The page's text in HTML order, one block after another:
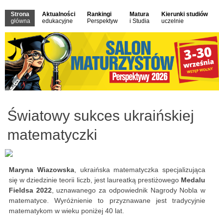
Strona
główna
Aktualności
edukacyjne
Rankingi
Perspektyw
Matura
i Studia
Kierunki studiów
uczelnie
Światowy sukces ukraińskiej
matematyczki
Maryna Wiazowska, ukraińska matematyczka specjalizująca
się w dziedzinie teorii liczb, jest laureatką prestiżowego Medalu
Fieldsa 2022, uznawanego za odpowiednik Nagrody Nobla w
matematyce. Wyróżnienie to przyznawane jest tradycyjnie
matematykom w wieku poniżej 40 lat.